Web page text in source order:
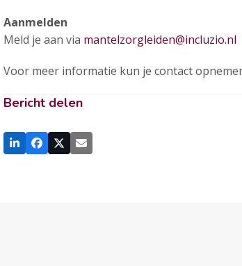
Aanmelden
Meld je aan via mantelzorgleiden@incluzio.nl
Voor meer informatie kun je contact
Bericht delen